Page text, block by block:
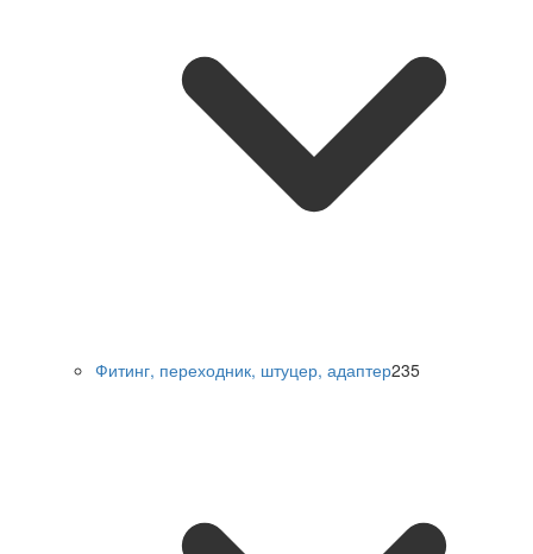
Фитинг, переходник, штуцер, адаптер235